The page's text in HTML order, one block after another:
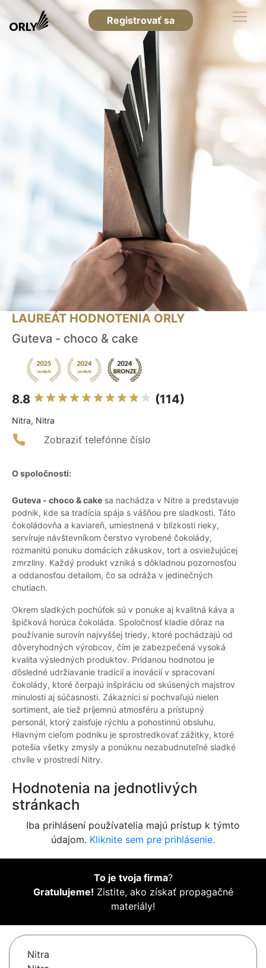
Registrovať sa
LAUREÁT HODNOTENIA ORLY
Guteva - choco & cake
8.8 (114)
Nitra, Nitra
Zobraziť telefónne číslo
O spoločnosti:
Guteva - choco & cake sa nachádza v Nitre a predstavuje
podnik, kde sa tradícia spája s vášňou pre sladkosti. Táto
čokoládovňa a kaviareň, umiestnená v blízkosti rieky,
servíruje návštevníkom čerstvo vyrobené čokolády,
rozmanitú ponuku domácich zákuskov, tort a osviežujúcej
zmrzliny. Každý produkt vzniká s dôkladnou pozornosťou
a oddanosťou detailom, čo sa odráža v jedinečných
chutiach.
Okrem sladkých pochúťok sú v ponuke aj kvalitná káva a
špičková horúca čokoláda. Spoločnosť kladie dôraz na
používanie surovín najvyššej triedy, ktoré pochádzajú od
dôveryhodných výrobcov, čím je zabezpečená vysoká
kvalita výsledných produktov. Pridanou hodnotou je
dôsledné udržiavanie tradícií a inovácií v spracovaní
čokolády, ktoré čerpajú inšpiráciu od skúsených majstrov
minulosti aj súčasnosti. Zákazníci si pochvaľujú nielen
sortiment, ale tiež príjemnú atmosféru a prístupný
personál, ktorý zaisťuje rýchlu a pohostinnú obsluhu.
Hlavným cieľom podniku je sprostredkovať zážitky, ktoré
potešia všetky zmysly a ponúknu nezabudnuteľné sladké
chvíle v prostredí Nitry.
Hodnotenia na jednotlivých
stránkach
Iba prihlásení používatelia majú prístup k týmto
údajom. Kliknite sem pre prihlásenie.
To je tvoja firma?
Gratulujeme! Zistite, ako získať propagačné
materiály!
Nitra